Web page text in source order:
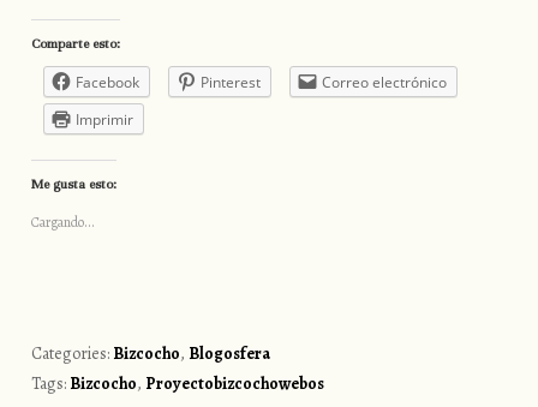
Comparte esto:
Facebook Pinterest
Correo electrónico
Imprimir
Me gusta esto:
Cargando...
Categories: Bizcocho, Blogosfera
Tags: Bizcocho, Proyectobizcochowebos